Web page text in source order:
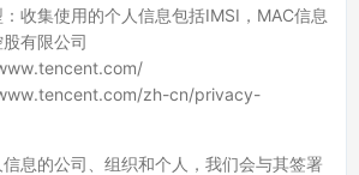
收集使用的个人信息包括IMSI，MAC信息
有限公司
zh-cn/privacy-
息的公司、组织和个人，我们会与其签署